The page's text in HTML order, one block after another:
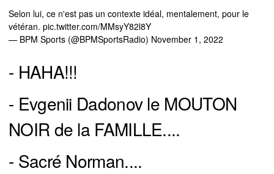
Selon lui, ce n'est pas un contexte idéal, mentalement, pour le
vétéran. pic.twitter.com/MMsyY82l8Y
— BPM Sports (@BPMSportsRadio) November 1, 2022
- HAHA!!!
- Evgenii Dadonov le MOUTON
NOIR de la FAMILLE....
- Sacré Norman....